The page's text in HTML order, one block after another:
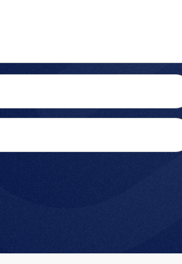
en beschikt over een zij-
en kan, met een aanpassing, ook als
kast, een tweede toilet, de
twee ruime slaapkamers. De